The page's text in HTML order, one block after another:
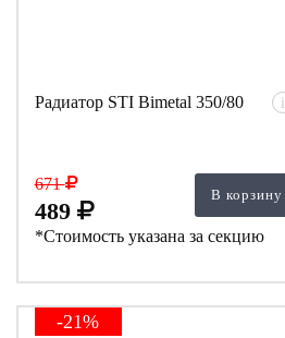
Радиатор STI Bimetal 350/80 i
671
489
В корзину
*Стоимость указана за секцию
-21%